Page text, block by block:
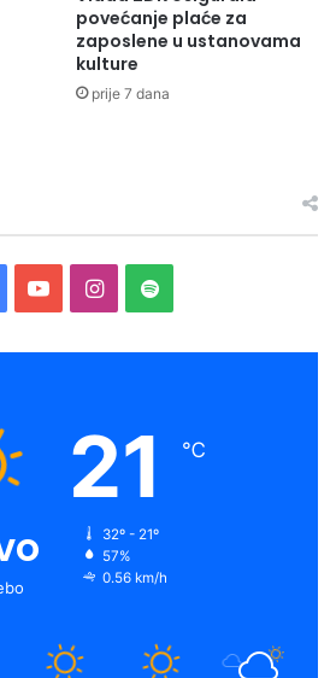
povećanje plaće za
zaposlene u ustanovama
kulture
prije 7 dana
YouTubeInstagram
Spotify
21 ℃
32º - 21º
57%
0.56 km/h